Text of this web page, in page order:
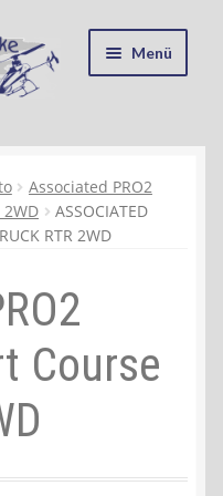
Menü
Associated PRO2
2WD
ASSOCIATED
RTR 2WD
Course